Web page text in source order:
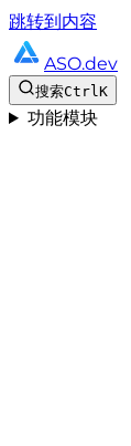
跳转到内容
ASO.dev
搜索CtrlK
功能模块